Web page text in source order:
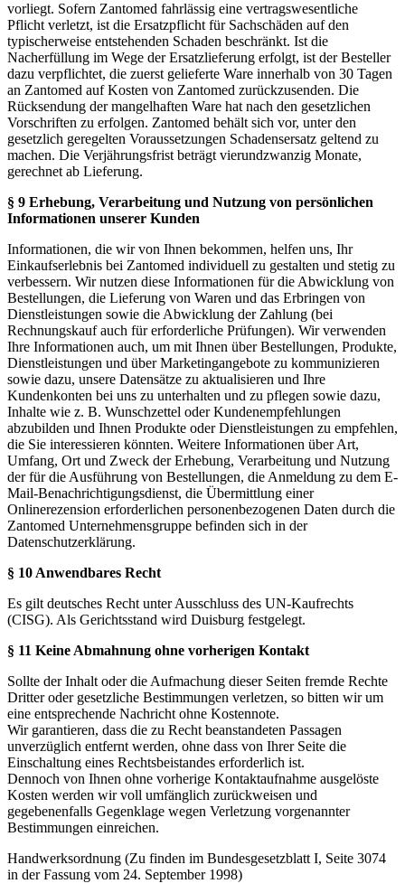
vorliegt. Sofern Zantomed fahrlässig eine vertragswesentliche
Pflicht verletzt, ist die Ersatzpflicht für Sachschäden auf den
typischerweise entstehenden Schaden beschränkt. Ist die
Nacherfüllung im Wege der Ersatzlieferung erfolgt, ist der Besteller
dazu verpflichtet, die zuerst gelieferte Ware innerhalb von 30 Tagen
an Zantomed auf Kosten von Zantomed zurückzusenden. Die
Rücksendung der mangelhaften Ware hat nach den gesetzlichen
Vorschriften zu erfolgen. Zantomed behält sich vor, unter den
gesetzlich geregelten Voraussetzungen Schadensersatz geltend zu
machen. Die Verjährungsfrist beträgt vierundzwanzig Monate,
gerechnet ab Lieferung.
§ 9 Erhebung, Verarbeitung und Nutzung von persönlichen
Informationen unserer Kunden
Informationen, die wir von Ihnen bekommen, helfen uns, Ihr
Einkaufserlebnis bei Zantomed individuell zu gestalten und stetig zu
verbessern. Wir nutzen diese Informationen für die Abwicklung von
Bestellungen, die Lieferung von Waren und das Erbringen von
Dienstleistungen sowie die Abwicklung der Zahlung (bei
Rechnungskauf auch für erforderliche Prüfungen). Wir verwenden
Ihre Informationen auch, um mit Ihnen über Bestellungen, Produkte,
Dienstleistungen und über Marketingangebote zu kommunizieren
sowie dazu, unsere Datensätze zu aktualisieren und Ihre
Kundenkonten bei uns zu unterhalten und zu pflegen sowie dazu,
Inhalte wie z. B. Wunschzettel oder Kundenempfehlungen
abzubilden und Ihnen Produkte oder Dienstleistungen zu empfehlen,
die Sie interessieren könnten. Weitere Informationen über Art,
Umfang, Ort und Zweck der Erhebung, Verarbeitung und Nutzung
der für die Ausführung von Bestellungen, die Anmeldung zu dem E-
Mail-Benachrichtigungsdienst, die Übermittlung einer
Onlinerezension erforderlichen personenbezogenen Daten durch die
Zantomed Unternehmensgruppe befinden sich in der
Datenschutzerklärung.
§ 10 Anwendbares Recht
Es gilt deutsches Recht unter Ausschluss des UN-Kaufrechts
(CISG). Als Gerichtsstand wird Duisburg festgelegt.
§ 11 Keine Abmahnung ohne vorherigen Kontakt
Sollte der Inhalt oder die Aufmachung dieser Seiten fremde Rechte
Dritter oder gesetzliche Bestimmungen verletzen, so bitten wir um
eine entsprechende Nachricht ohne Kostennote.
Wir garantieren, dass die zu Recht beanstandeten Passagen
unverzüglich entfernt werden, ohne dass von Ihrer Seite die
Einschaltung eines Rechtsbeistandes erforderlich ist.
Dennoch von Ihnen ohne vorherige Kontaktaufnahme ausgelöste
Kosten werden wir voll umfänglich zurückweisen und
gegebenenfalls Gegenklage wegen Verletzung vorgenannter
Bestimmungen einreichen.
Handwerksordnung (Zu finden im Bundesgesetzblatt I, Seite 3074
in der Fassung vom 24. September 1998)